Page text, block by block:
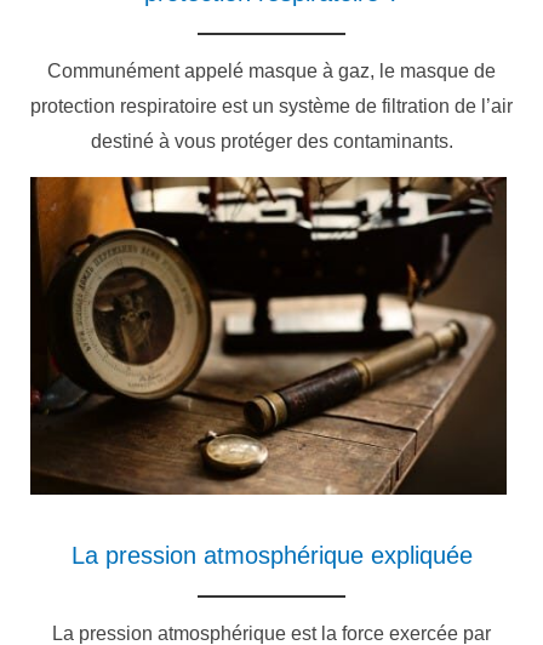
Communément appelé masque à gaz, le masque de
protection respiratoire est un système de filtration de l’air
destiné à vous protéger des contaminants.
La pression atmosphérique expliquée
La pression atmosphérique est la force exercée par